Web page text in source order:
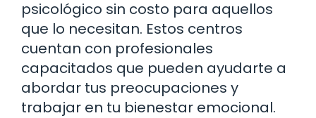
psicológico sin costo para aquellos
que lo necesitan. Estos centros
cuentan con profesionales
capacitados que pueden ayudarte a
abordar tus preocupaciones y
trabajar en tu bienestar emocional.